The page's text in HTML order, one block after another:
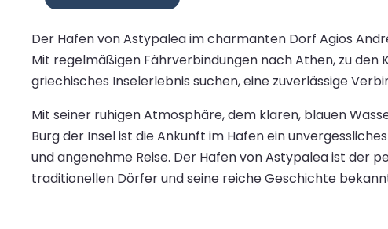
Der Hafen von Astypalea im charmanten Dorf Agios
Mit regelmäßigen Fährverbindungen nach Athen, zu
griechisches Inselerlebnis suchen, eine zuverlässige
Mit seiner ruhigen Atmosphäre, dem klaren, blauen
Burg der Insel ist die Ankunft im Hafen ein
und angenehme Reise. Der Hafen von Astypalea ist der
traditionellen Dörfer und seine reiche Geschichte